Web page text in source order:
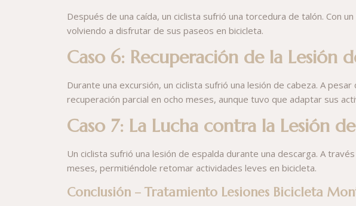
Después de una caída, un ciclista sufrió una torcedura de talón. Con
volviendo a disfrutar de sus paseos en bicicleta.
Caso 6: Recuperación de la Lesión
Durante una excursión, un ciclista sufrió una lesión de cabeza. A
recuperación parcial en ocho meses, aunque tuvo que adaptar sus
Caso 7: La Lucha contra la Lesión
Un ciclista sufrió una lesión de espalda durante una descarga. A
meses, permitiéndole retomar actividades leves en bicicleta.
Conclusión – Tratamiento Lesiones Bicicleta